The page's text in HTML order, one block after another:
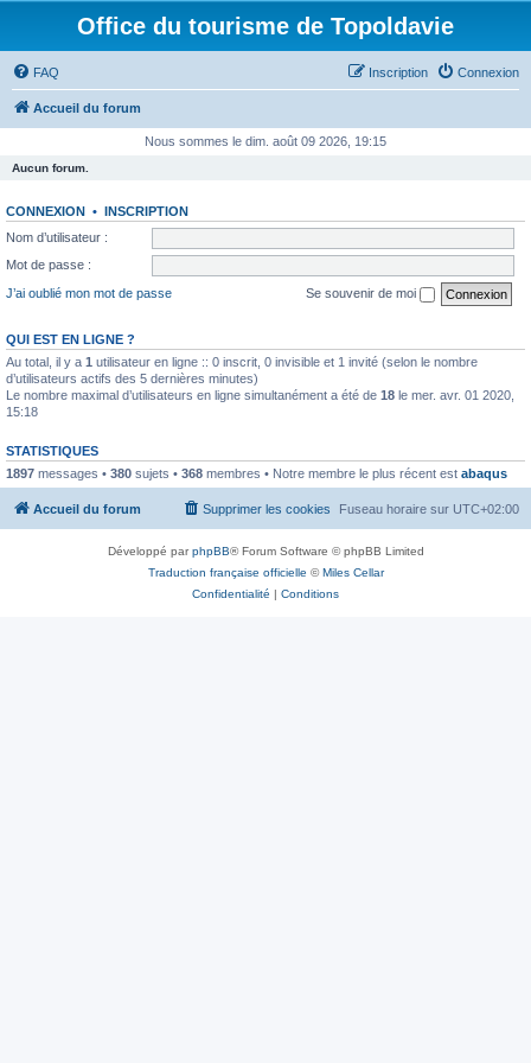
Office du tourisme de Topoldavie
FAQ Connexion
Inscription
Accueil du forum
Nous sommes le dim. août 09 2026, 19:15
Aucun forum.
CONNEXION • INSCRIPTION
Nom d’utilisateur :
Mot de passe :
J’ai oublié mon mot de passe
Se souvenir de moi
QUI EST EN LIGNE ?
Au total, il y a 1 utilisateur en ligne :: 0 inscrit, 0 invisible et 1 invité (selon le nombre
d’utilisateurs actifs des 5 dernières minutes)
Le nombre maximal d’utilisateurs en ligne simultanément a été de 18 le mer. avr. 01 2020,
15:18
STATISTIQUES
1897 messages • 380 sujets • 368 membres • Notre membre le plus récent est abaqus
Accueil du forum Fuseau horaire sur UTC+02:00
Supprimer les cookies
Développé parphpBB® Forum Software © phpBB Limited
Traduction française officielle ©Miles Cellar
Confidentialité | Conditions